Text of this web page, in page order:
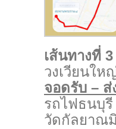
เส้นทางที่ 3
วงเวียนให
จอดรับ – ส่
รถไฟธนบุ
วัดกัลยาณ